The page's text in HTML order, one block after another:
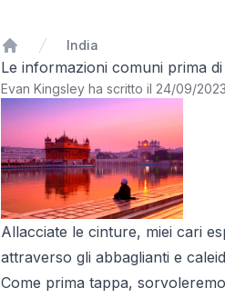
Home
India
Le informazioni comuni prima
Evan Kingsley ha scritto il 24/09/2023
Allacciate le cinture, miei cari
attraverso gli abbaglianti e
Come prima tappa,